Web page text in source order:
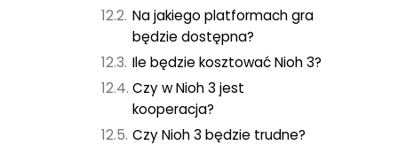
Na jakiego platformach gra
będzie dostępna?
Ile będzie kosztować Nioh 3?
Czy w Nioh 3 jest
kooperacja?
Czy Nioh 3 będzie trudne?